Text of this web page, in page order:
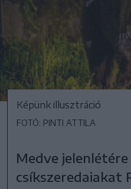
Képünk illusztráció
FOTÓ: PINTI ATTILA
Medve
csíkszeredaiakat